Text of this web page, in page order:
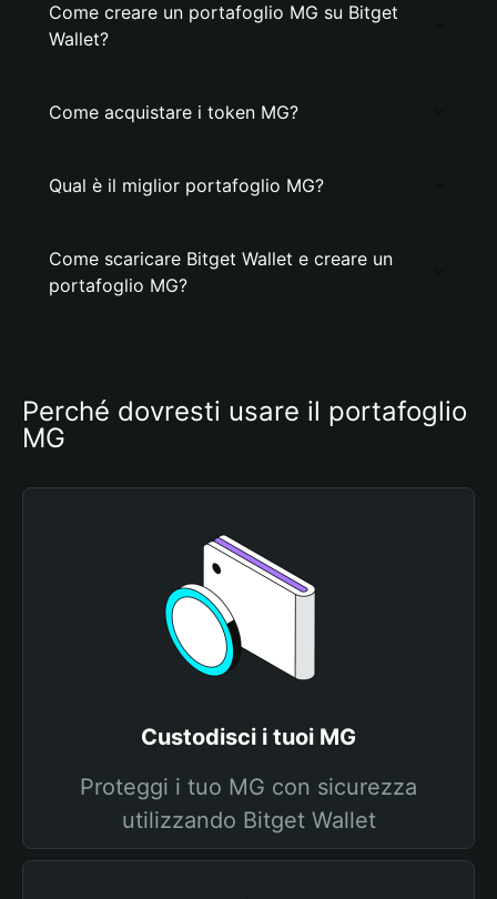
Come creare un portafoglio MG su Bitget
Wallet?
Come acquistare i token MG?
Qual è il miglior portafoglio MG?
Come scaricare Bitget Wallet e creare un
portafoglio MG?
Perché dovresti usare il portafoglio
MG
Custodisci i tuoi MG
Proteggi i tuo MG con sicurezza
utilizzando Bitget Wallet